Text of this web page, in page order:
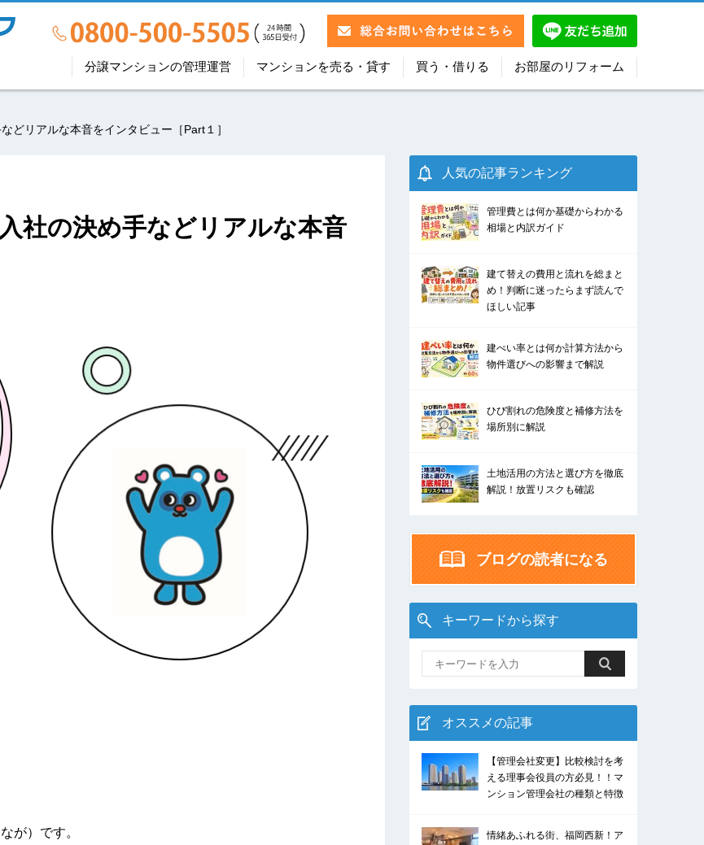
分譲マンションの管理運営 マンションを売る・貸す 買う・借りる お部屋のリフォーム
どリアルな本音をインタビュー［Part１］
社の決め手などリアルな本音
が）です。
人気の記事ランキング
管理費とは何か基礎からわかる
相場と内訳ガイド
建て替えの費用と流れを総まと
め！判断に迷ったらまず読んで
ほしい記事
建ぺい率とは何か計算方法から
物件選びへの影響まで解説
ひび割れの危険度と補修方法を
場所別に解説
土地活用の方法と選び方を徹底
解説！放置リスクも確認
ブログの読者になる
キーワードから探す
オススメの記事
【管理会社変更】比較検討を考
える理事会役員の方必見！！マ
ンション管理会社の種類と特徴
情緒あふれる街、福岡西新！ア